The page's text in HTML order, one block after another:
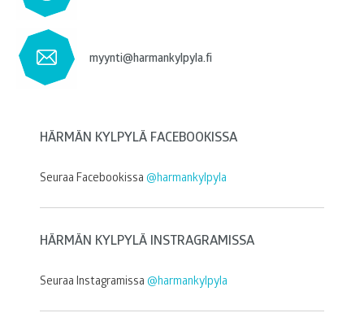
myynti@harmankylpyla.fi
HÄRMÄN KYLPYLÄ FACEBOOKISSA
Seuraa Facebookissa @harmankylpyla
HÄRMÄN KYLPYLÄ INSTRAGRAMISSA
Seuraa Instagramissa @harmankylpyla